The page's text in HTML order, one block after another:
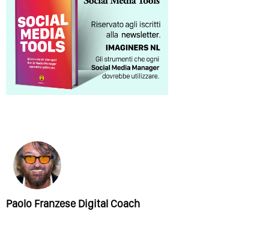
Paolo Franzese Digital Coach